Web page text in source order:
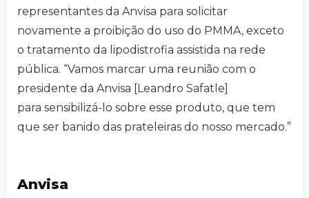
representantes da Anvisa para solicitar
novamente a proibição do uso do PMMA, exceto
o tratamento da lipodistrofia assistida na rede
pública. “Vamos marcar uma reunião com o
presidente da Anvisa [Leandro Safatle]
para sensibilizá-lo sobre esse produto, que tem
que ser banido das prateleiras do nosso mercado.”
Anvisa